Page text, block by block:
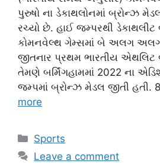
પુરુષો ના ડેકાથલોનમાં બ્રોન્ઝ
રચ્યો છે. હાઈ જમ્પરથી
કોમનવેલ્થ ગેમ્સમાં બે અલગ અલગ
જીતનાર પ્રથમ ભારતીય
તેમણે બર્મિંગહામમાં 2022 ના
જમ્પમાં બ્રોન્ઝ મેડલ જીતી હતી.
more
Categories
Sports
Leave a comment